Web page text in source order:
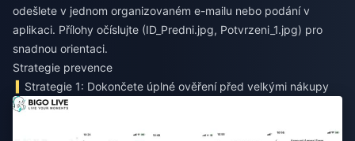
odešlete v jednom organizovaném e-mailu nebo podání v
aplikaci. Přílohy očíslujte (ID_Predni.jpg, Potvrzeni_1.jpg) pro
snadnou orientaci.
Strategie prevence
Strategie 1: Dokončete úplné ověření před velkými nákupy